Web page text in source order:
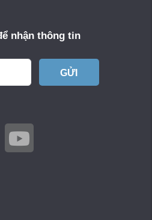
nhận thông tin
GỬI